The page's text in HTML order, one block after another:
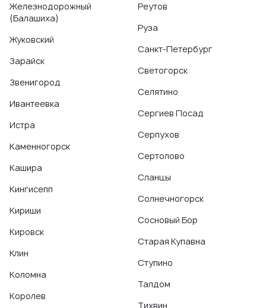
Железнодорожный
(Балашиха)
Жуковский
Зарайск
Звенигород
Ивантеевка
Истра
Каменногорск
Кашира
Кингисепп
Кириши
Кировск
Клин
Коломна
Королев
Реутов
Руза
Санкт-Петербург
Светогорск
Селятино
Сергиев Посад
Серпухов
Сертолово
Сланцы
Солнечногорск
Сосновый Бор
Старая Купавна
Ступино
Талдом
Тихвин